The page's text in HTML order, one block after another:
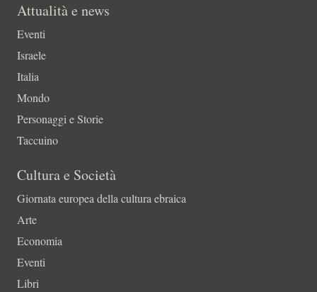
Attualità e news
Eventi
Israele
Italia
Mondo
Personaggi e Storie
Taccuino
Cultura e Società
Giornata europea della cultura ebraica
Arte
Economia
Eventi
Libri